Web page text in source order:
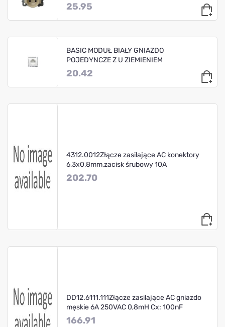
25.95
BASIC MODUŁ BIAŁY GNIAZDO
POJEDYNCZE Z U ZIEMIENIEM
20.42
4312.0012Złącze zasilające AC konektory
6,3x0,8mm,zacisk śrubowy 10A
202.70
DD12.6111.111Złącze zasilające AC gniazdo
męskie 6A 250VAC 0,8mH Cx: 100nF
166.91